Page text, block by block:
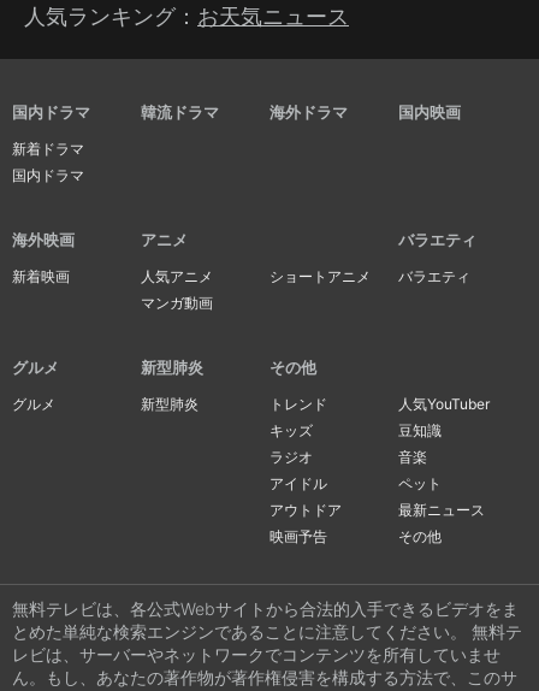
人気ランキング： お天気ニュース
国内ドラマ
新着ドラマ
国内ドラマ
韓流ドラマ 海外ドラマ 国内映画
海外映画
新着映画
アニメ
人気アニメ
ショートアニメ
マンガ動画
バラエティ
バラエティ
グルメ
グルメ
新型肺炎
新型肺炎
その他
トレンド
人気YouTuber
キッズ
豆知識
ラジオ
音楽
アイドル
ペット
アウトドア
最新ニュース
映画予告
その他
無料テレビは、各公式Webサイトから合法的入手できるビデオをま
とめた単純な検索エンジンであることに注意してください。 無料テ
レビは、サーバーやネットワークでコンテンツを所有していませ
ん。もし、あなたの著作物が著作権侵害を構成する方法で、このサ